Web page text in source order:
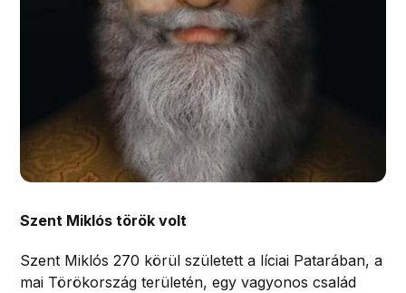
Szent Miklós török volt
Szent Miklós 270 körül született a líciai Patarában, a
mai Törökország területén, egy vagyonos család